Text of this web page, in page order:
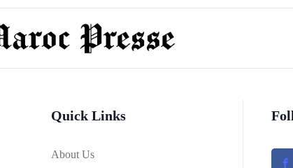
Quick Links
About Us